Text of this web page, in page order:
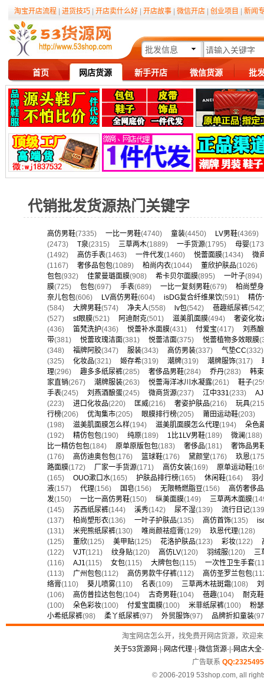
淘宝开店流程 进货技巧 开店卖什么好 开店故事 微信开店 创业项目 新闻
批发信息
首页 网店货源 新手开店 微信货源 批
代销批发货源热门关键字
高仿男鞋(7335) 一比一男鞋(4740) 童装(4450) LV男鞋
(2473) T泉(2315) 三草两木(1889) 一手货源(1795) 母婴
(1492) 高仿手表(1463) 一件代发(1460) 悦蕾面膜(1434) 微
(1167) 奢侈品包包(1089) 柏尚内衣(1044) 董欣护肤品
包包(932) 佳蒙曼璐面膜(908) 希卡贝尔面膜(895) 一叶子
膜(725) 包包(697) 手表(689) 一比一复刻男鞋(679) 柏尚塑
奈儿包包(606) LV高仿男鞋(604) isDG复合纤维果饮(591) 精仿
(584) 大牌男鞋(574) 净夫人(558) lv包(542) 蓓趣纸尿裤
(527) st眼膜(521) 阿迪耐克(501) 滋美肌面膜(494) 奢姿化妆
(436) 笛梵洗护(436) 悦蕾补水面膜(431) 付爱宝(417) 刘燕
带(381) 悦蕾玫瑰洁面(381) 悦蕾洁面(375) 悦蕾植物多效眼膜
(348) 福牌阿胶(347) 服装(343) 高仿男装(337) 气垫CC
(325) 化妆品(321) 姬存希(319) 潮牌(319) 潮牌服饰(317)
理(296) 趣多多纸尿裤(285) 奢侈品男鞋(284) 乔丹(283) 韩束
家直销(267) 潮牌服装(263) 悦蕾海洋冰川水凝露(261) 鞋子
手表(245) 刘燕酒酿蛋(245) 微商货源(237) 江中331(233) AJ
(223) 进口化妆品(220) 匡威(216) 奢姿护肤品(216) 玩具
行榜(206) 优淘集市(205) 眼膜排行榜(205) 莆田运动鞋(203)
(198) 滋美肌面膜怎么样(194) 滋美肌面膜怎么代理(194) 朵色
(192) 精仿包包(190) 纯原(189) 1比1LV男鞋(189) 微澜
比一精仿包包(184) 原单原版包包(183) 奢侈品(181) 奢饰品男
(176) 高仿迪奥包包(176) 篮球鞋(176) 黛颜堂(176) 玖恩
路面膜(172) 厂家一手货源(171) 高仿女装(169) 原单运动鞋
(165) OUO漱口水(165) 护肤品排行榜(165) 休闲鞋(164) 羽
液(157) 代理(156) 国皂(156) 无限畅燃脂豆(156) 高仿奢侈品
发(150) 一比一高仿男鞋(150) 纵美面膜(149) 三草两木面膜
(145) 苏西纸尿裤(144) 溪秀(142) 尿不湿(139) 流行日记
(137) 柏尚塑形衣(136) 一叶子护肤品(135) 高仿首饰(135)
(131) 米兜熊纸尿裤(130) 唯尚颜祛痘膏(129) 玖恩代理(128)
(125) 董欣(125) 美甲贴(125) 花洛护肤品(123) 彩妆(122)
(122) VJT(121) 纹身贴(120) 高仿LV(120) 羽绒服(120) 三
(116) AJ1(115) 女包(115) 大牌包包(115) 一次性卫生手套
(113) 广州包包(112) 高仿男款牛仔裤(112) 高仿圣罗兰包包
络膏(110) 葵儿喷雾(110) 名表(109) 三草两木祛斑霜(108)
(106) 高仿普拉达包包(104) 古奇男鞋(104) 蓓趣(104) 耐克鞋
(100) 朵色彩妆(100) 付爱宝面膜(100) 米菲纸尿裤(100) 粉
小希纸尿裤(98) 柔丫纸尿裤(97) 外贸服饰(97) 品牌折扣童装
淘宝网店怎么开，找免费开网店货源，欢迎
关于53货源网-|-网店代理-|-微信货源-|-网店大全
广告联系
© 2006-2019 53shop.com, all